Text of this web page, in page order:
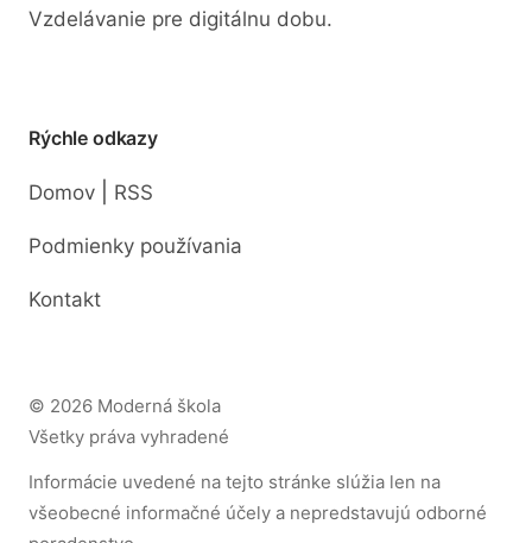
Vzdelávanie pre digitálnu dobu.
Rýchle odkazy
Domov RSS
Podmienky používania
Kontakt
© 2026 Moderná škola
Všetky práva vyhradené
Informácie uvedené na tejto stránke slúžia len na
všeobecné informačné účely a nepredstavujú odborné